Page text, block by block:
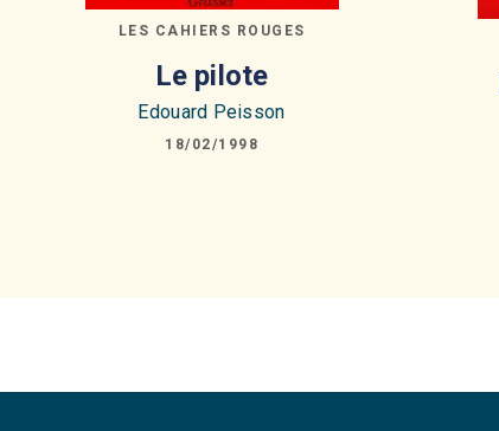
LES CAHIERS ROUGES
Le pilote
Edouard Peisson
18/02/1998